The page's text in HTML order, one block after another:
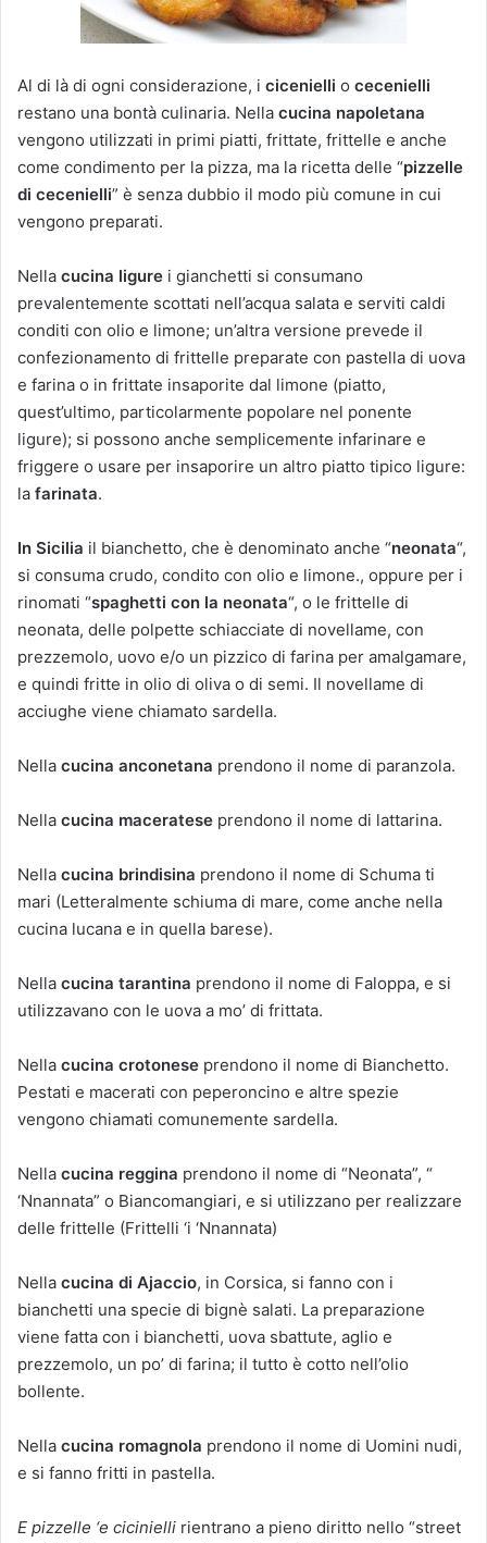
Al di là di ogni considerazione, i cicenielli o cecenielli
restano una bontà culinaria. Nella cucina napoletana
vengono utilizzati in primi piatti, frittate, frittelle e anche
come condimento per la pizza, ma la ricetta delle “pizzelle
di cecenielli” è senza dubbio il modo più comune in cui
vengono preparati.
Nella cucina ligure i gianchetti si consumano
prevalentemente scottati nell’acqua salata e serviti caldi
conditi con olio e limone; un’altra versione prevede il
confezionamento di frittelle preparate con pastella di uova
e farina o in frittate insaporite dal limone (piatto,
quest’ultimo, particolarmente popolare nel ponente
ligure); si possono anche semplicemente infarinare e
friggere o usare per insaporire un altro piatto tipico ligure:
la farinata.
In Sicilia il bianchetto, che è denominato anche “neonata“,
si consuma crudo, condito con olio e limone., oppure per i
rinomati “spaghetti con la neonata“, o le frittelle di
neonata, delle polpette schiacciate di novellame, con
prezzemolo, uovo e/o un pizzico di farina per amalgamare,
e quindi fritte in olio di oliva o di semi. Il novellame di
acciughe viene chiamato sardella.
Nella cucina anconetana prendono il nome di paranzola.
Nella cucina maceratese prendono il nome di lattarina.
Nella cucina brindisina prendono il nome di Schuma ti
mari (Letteralmente schiuma di mare, come anche nella
cucina lucana e in quella barese).
Nella cucina tarantina prendono il nome di Faloppa, e si
utilizzavano con le uova a mo’ di frittata.
Nella cucina crotonese prendono il nome di Bianchetto.
Pestati e macerati con peperoncino e altre spezie
vengono chiamati comunemente sardella.
Nella cucina reggina prendono il nome di “Neonata”, “
‘Nnannata” o Biancomangiari, e si utilizzano per realizzare
delle frittelle (Frittelli ‘i ‘Nnannata)
Nella cucina di Ajaccio, in Corsica, si fanno con i
bianchetti una specie di bignè salati. La preparazione
viene fatta con i bianchetti, uova sbattute, aglio e
prezzemolo, un po’ di farina; il tutto è cotto nell’olio
bollente.
Nella cucina romagnola prendono il nome di Uomini nudi,
e si fanno fritti in pastella.
E pizzelle ‘e cicinielli rientrano a pieno diritto nello “street